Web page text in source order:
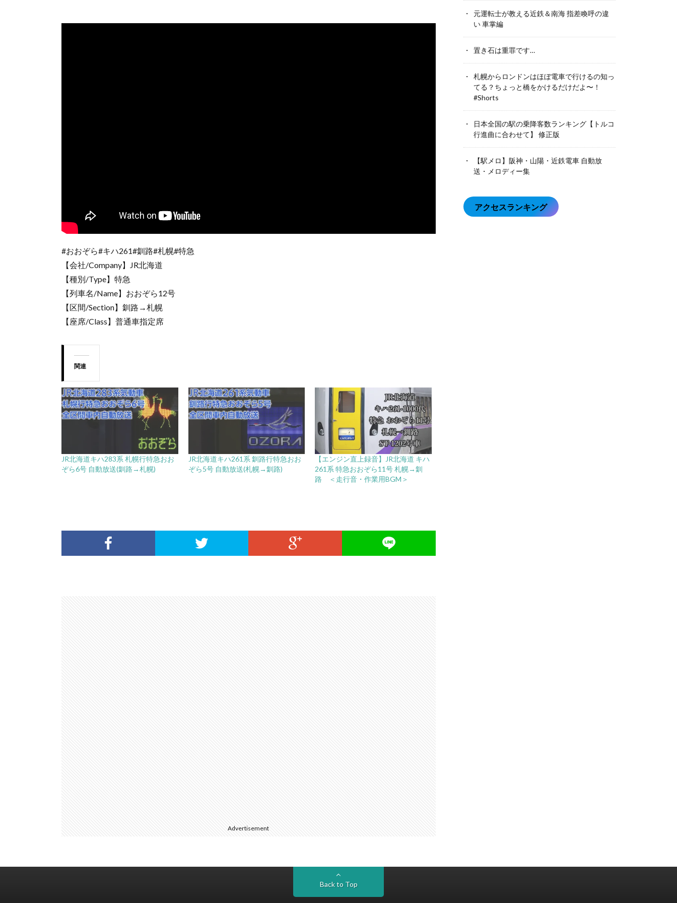
#おおぞら#キハ261#釧路#札幌#特急
【会社/Company】JR北海道
【種別/Type】特急
【列車名/Name】おおぞら12号
【区間/Section】釧路→札幌
【座席/Class】普通車指定席
関連
JR北海道キハ283系 札幌行特急おお
ぞら6号 自動放送(釧路→札幌)
JR北海道キハ261系 釧路行特急おお
ぞら5号 自動放送(札幌→釧路)
【エンジン直上録音】JR北海道 キハ
261系 特急おおぞら11号 札幌→釧
路 ＜走行音・作業用BGM＞
Advertisement
元運転士が教える近鉄＆南海 指差喚呼の違
い 車掌編
置き石は重罪です…
札幌からロンドンはほぼ電車で行けるの知っ
てる？ちょっと橋をかけるだけだよ〜！
#Shorts
日本全国の駅の乗降客数ランキング【トルコ
行進曲に合わせて】 修正版
【駅メロ】阪神・山陽・近鉄電車 自動放
送・メロディー集
アクセスランキング
Back to Top